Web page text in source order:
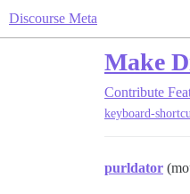
Discourse Meta
Make
Contribute
keyboard-
purldator